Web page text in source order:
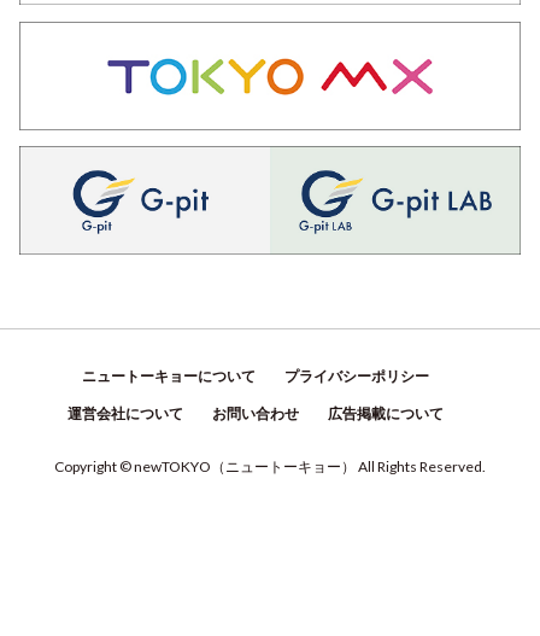
ニュートーキョーについて プライバシーポリシー
運営会社について お問い合わせ 広告掲載について
Copyright © newTOKYO （ ニュートーキョー ） All Rights Reserved.